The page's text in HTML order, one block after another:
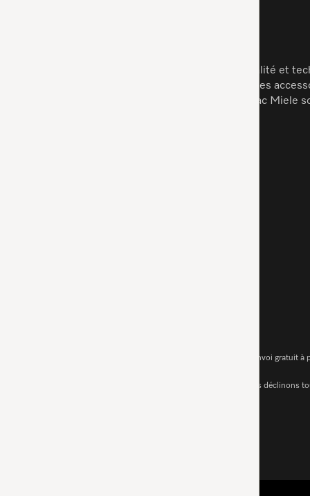
Les aspirateurs Miele associent qualité et
fonctionnalités adaptables comme les
remarquable, les aspirateurs sans sac
Prix incl. TVA et CAR. Frais de port en sus. Envoi gratuit
Sous réserve de modifications techniques ; nous déclinons